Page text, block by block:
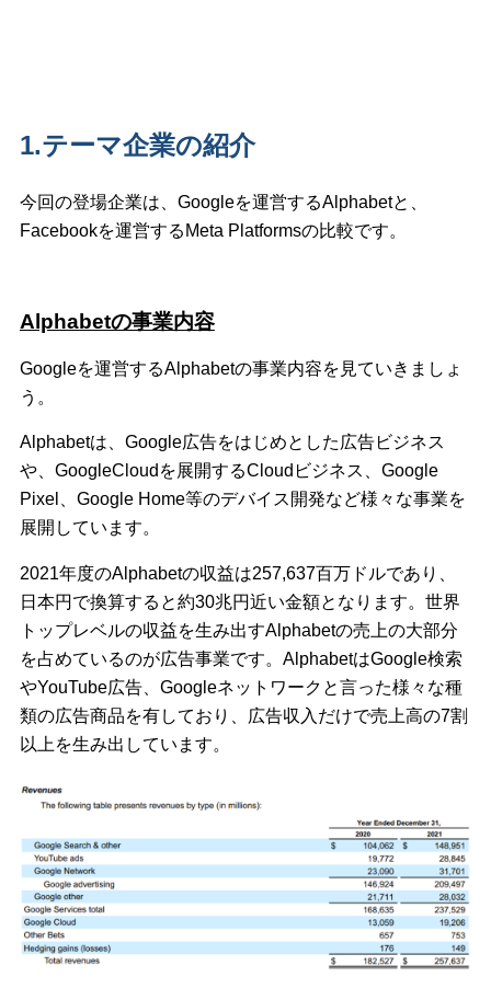
1.テーマ企業の紹介
今回の登場企業は、Googleを運営するAlphabetと、
Facebookを運営するMeta Platformsの比較です。
Alphabetの事業内容
Googleを運営するAlphabetの事業内容を見ていきましょ
う。
Alphabetは、Google広告をはじめとした広告ビジネス
や、GoogleCloudを展開するCloudビジネス、Google
Pixel、Google Home等のデバイス開発など様々な事業を
展開しています。
2021年度のAlphabetの収益は257,637百万ドルであり、
日本円で換算すると約30兆円近い金額となります。世界
トップレベルの収益を生み出すAlphabetの売上の大部分
を占めているのが広告事業です。AlphabetはGoogle検索
やYouTube広告、Googleネットワークと言った様々な種
類の広告商品を有しており、広告収入だけで売上高の7割
以上を生み出しています。